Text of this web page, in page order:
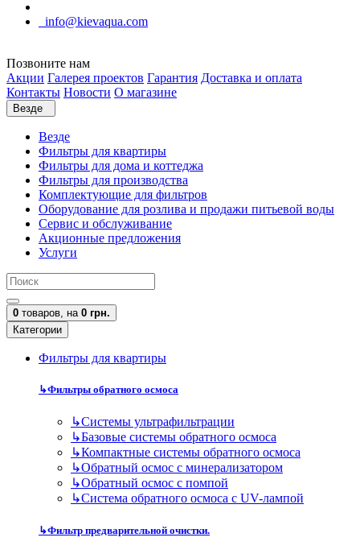
info@kievaqua.com
Позвоните нам
Акции Галерея проектов Гарантия Доставка и оплата
Контакты Новости О магазине
Везде
Везде
Фильтры для квартиры
Фильтры для дома и коттеджа
Фильтры для производства
Комплектующие для фильтров
Оборудование для розлива и продажи питьевой воды
Сервис и обслуживание
Акционные предложения
Услуги
0 товаров, на 0 грн.
Категории
Фильтры для квартиры
↳Фильтры обратного осмоса
↳Cистемы ультрафильтрации
↳Базовые системы обратного осмоса
↳Компактные системы обратного осмоса
↳Обратный осмос с минерализатором
↳Обратный осмос с помпой
↳Система обратного осмоса с UV-лампой
↳Фильтр предварительной очистки.